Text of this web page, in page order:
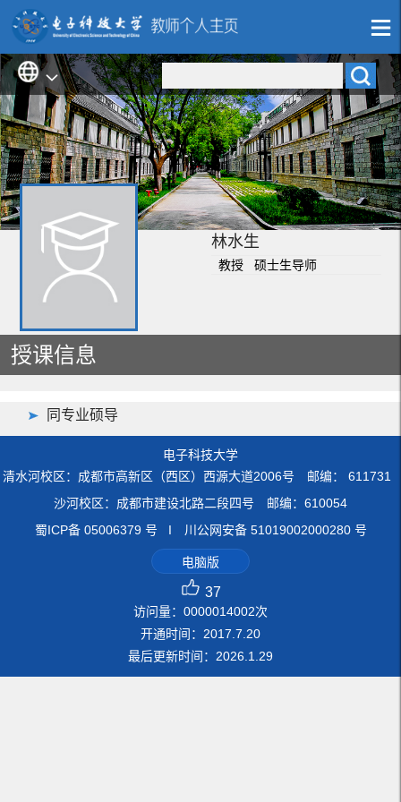
林水生
教授 硕士生导师
授课信息
同专业硕导
电子科技大学
清水河校区：成都市高新区（西区）西源大道2006号 邮编： 611731
沙河校区：成都市建设北路二段四号 邮编：610054
蜀ICP备 05006379 号 I 川公网安备 51019002000280 号
电脑版
37
访问量： 0000014002次
开通时间： 2017 7 20
最后更新时间： 2026 1 29